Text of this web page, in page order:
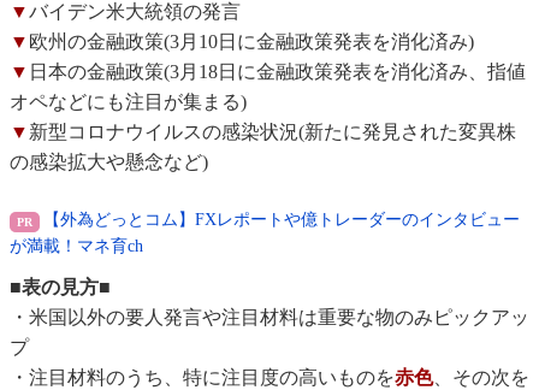
▼バイデン米大統領の発言
▼ 欧州の金融政策(3月10日に金融政策発表を消化済み)
▼ 日本の金融政策(3月18日に金融政策発表を消化済み、指値
オペなどにも注目が集まる)
▼ 新型コロナウイルスの感染状況(新たに発見された変異株
の感染拡大や懸念など)
【外為どっとコム】FXレポートや億トレーダーのインタビュー
が満載！マネ育ch
■表の見方■
・米国以外の要人発言や注目材料は重要な物のみピックアッ
プ
・注目材料のうち、特に注目度の高いものを赤色、その次を